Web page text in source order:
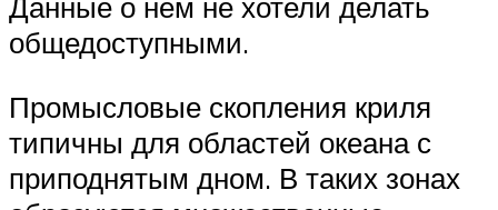
общедоступными.
Промысловые скопления криля
типичны для областей океана с
приподнятым дном. В таких зонах